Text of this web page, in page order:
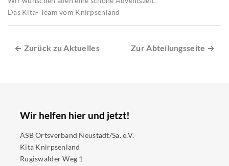
Das Kita- Team vom Knirpsenland
← Zurück zu Aktuelles Zur Abteilungsseite →
Wir helfen hier und jetzt!
ASB Ortsverband Neustadt/Sa. e.V.
Kita Knirpsenland
Rugiswalder Weg 1